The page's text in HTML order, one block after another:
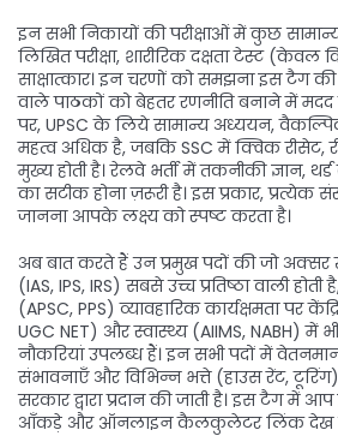
इन सभी निकायों की परीक्षाओं में कुछ
लिखित परीक्षा, शारीरिक दक्षता टेस्ट
साक्षात्कार। इन चरणों को समझना इस टैग
वाले पाठकों को बेहतर रणनीति बनाने में मदद
पर, UPSC के लिये सामान्य अध्ययन,
महत्व अधिक है, जबकि SSC में क्विक रीसेट,
मुख्य होती है। रेलवे भर्ती में तकनीकी ज्ञान,
का सटीक होना ज़रूरी है। इस प्रकार, प्रत्येक
जानना आपके लक्ष्य को स्पष्ट करता है।
अब बात करते हैं उन प्रमुख पदों की जो अक्सर
(IAS, IPS, IRS) सबसे उच्च प्रतिष्ठा वाली
(APSC, PPS) व्यावहारिक कार्यक्षमता पर
UGC NET) और स्वास्थ्य (AIIMS, NABH) में
नौकरियां उपलब्ध हैं। इन सभी पदों में
संभावनाएँ और विभिन्न भत्ते (हाउस रेंट,
सरकार द्वारा प्रदान की जाती है। इस टैग में
आँकड़े और ऑनलाइन कैलकुलेटर लिंक देख